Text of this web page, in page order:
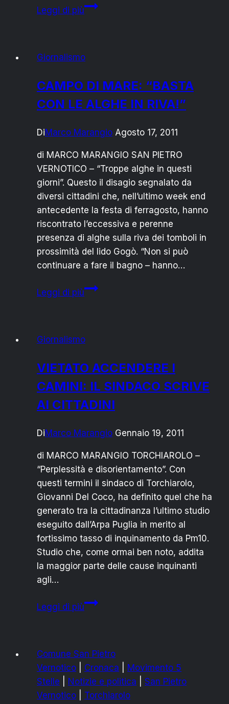
Leggi di piùP40
AL
ASCOLTA”
Giornalismo
CAMPO DI MARE: “BASTA
CON LE ALGHE IN RIVA!”
DiMarco Marangio Agosto 17, 2011
di MARCO MARANGIO SAN PIETRO
VERNOTICO – “Troppe alghe in questi
giorni”. Questo il disagio segnalato da
diversi cittadini che, nell’ultimo week end
antecedente la festa di ferragosto, hanno
riscontrato l’eccessiva e perenne
presenza di alghe sulla riva dei tomboli in
prossimità del lido Gogò. “Non si può
continuare a fare il bagno – hanno…
Leggi di piùCAMPO
CON
ALGHE
IN
Giornalismo
VIETATO ACCENDERE I
CAMINI: IL SINDACO SCRIVE
AI CITTADINI
DiMarco Marangio Gennaio 19, 2011
di MARCO MARANGIO TORCHIAROLO –
“Perplessità e disorientamento”. Con
questi termini il sindaco di Torchiarolo,
Giovanni Del Coco, ha definito quel che ha
generato tra la cittadinanza l’ultimo studio
eseguito dall’Arpa Puglia in merito al
fortissimo tasso di inquinamento da Pm10.
Studio che, come ormai ben noto, addita
la maggior parte delle cause inquinanti
agli…
Leggi di piùVIETATO
IL
SINDACO
SCRIVE
AI
Comune San Pietro
Vernotico
Cronaca
Movimento 5
Stelle
Notizie e politica
San Pietro
Vernotico
Torchiarolo